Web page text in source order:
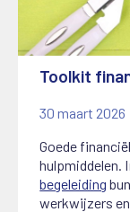
Toolkit
30 maart 2026
Goede
hulpmiddelen.
begeleiding
werkwijzers